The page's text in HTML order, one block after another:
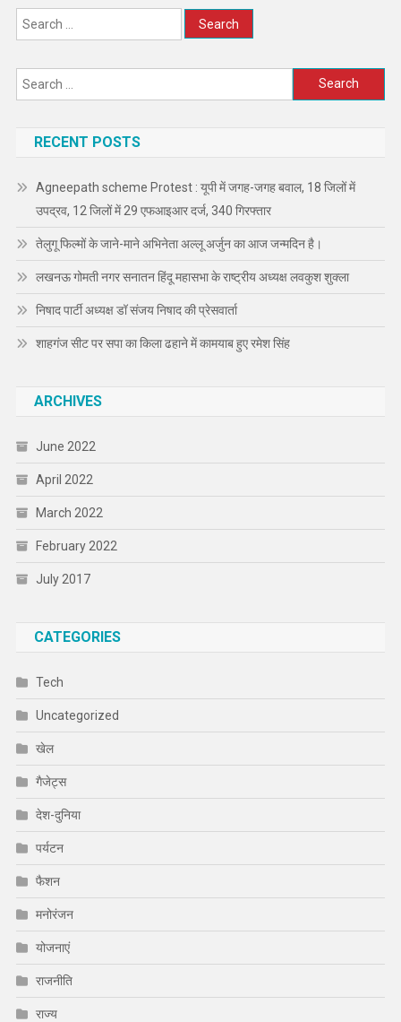
Search
for:
Search
for:
RECENT POSTS
Agneepath scheme Protest : यूपी में जगह-जगह बवाल, 18 जिलों में
उपद्रव, 12 जिलों में 29 एफआइआर दर्ज, 340 गिरफ्तार
तेलुगू फिल्मों के जाने-माने अभिनेता अल्लू अर्जुन का आज जन्मदिन है।
लखनऊ गोमती नगर सनातन हिंदू महासभा के राष्ट्रीय अध्यक्ष लवकुश शुक्ला
निषाद पार्टी अध्यक्ष डॉ संजय निषाद की प्रेसवार्ता
शाहगंज सीट पर सपा का किला ढहाने में कामयाब हुए रमेश सिंह
ARCHIVES
June 2022
April 2022
March 2022
February 2022
July 2017
CATEGORIES
Tech
Uncategorized
खेल
गैजेट्स
देश-दुनिया
पर्यटन
फैशन
मनोरंजन
योजनाएं
राजनीति
राज्य